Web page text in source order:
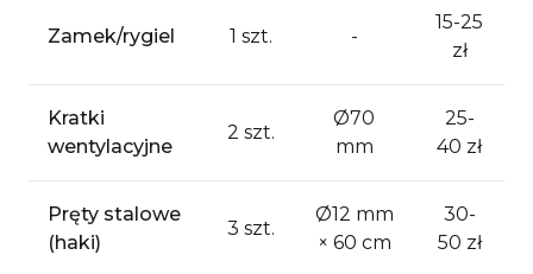
Zamek/rygiel 1 szt. -
15-25
zł
Kratki
wentylacyjne
2 szt.
Ø70
mm
25-
40 zł
Pręty stalowe
(haki)
3 szt.
Ø12 mm
× 60 cm
30-
50 zł